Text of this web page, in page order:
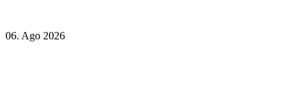
06. Ago 2026